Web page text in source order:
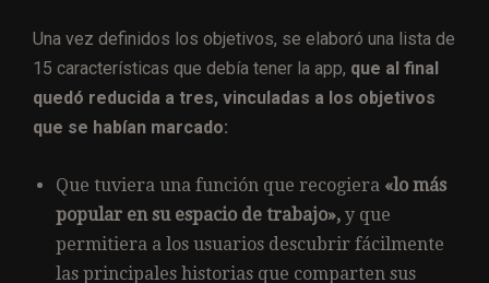
Una vez definidos los objetivos, se elaboró una lista de
15 características que debía tener la app, que al final
quedó reducida a tres, vinculadas a los objetivos
que se habían marcado:
Que tuviera una función que recogiera «lo más
popular en su espacio de trabajo», y que
permitiera a los usuarios descubrir fácilmente
las principales historias que comparten sus